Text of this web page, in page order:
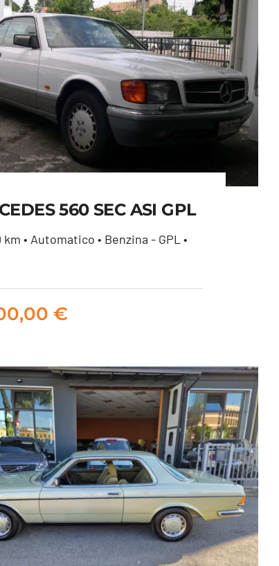
560 SEC ASI GPL
• Automatico • Benzina - GPL •
€